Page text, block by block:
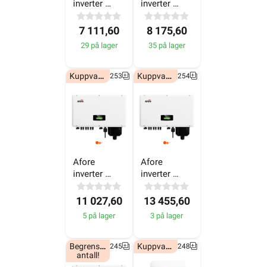
29 på lager 35 på lager
Afore
inverter
Kuppvare!
6607253
11 027,60
5 på lager
Afore
inverter
Kuppvare!
6607254
13 455,60
3 på lager
Begrenset
6607245 Kuppvare!
6607248